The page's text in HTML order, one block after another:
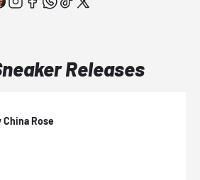
Releases
Rose